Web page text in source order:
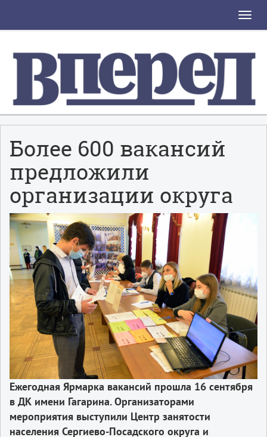
Toggle
Более 600 вакансий
предложили
организации округа
Ежегодная Ярмарка вакансий прошла 16 сентября
в ДК имени Гагарина. Организаторами
мероприятия выступили Центр занятости
населения Сергиево-Посадского округа и